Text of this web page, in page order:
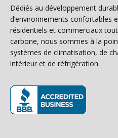
Dédiés au développement
d’environnements confortables
résidentiels et commerciaux
carbone, nous sommes à la
systèmes de climatisation, de
intérieur et de réfrigération.